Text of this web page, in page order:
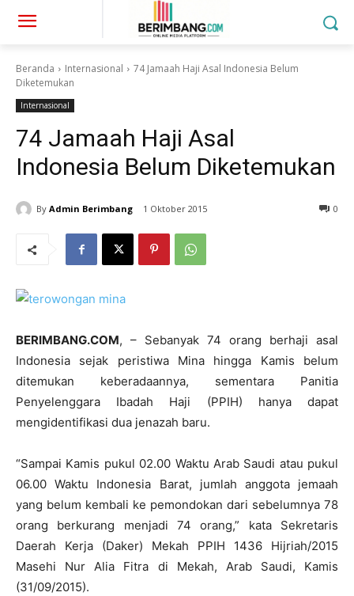
Beranda Internasional
74 Jamaah Haji Asal Indonesia Belum
Diketemukan
Internasional
74 Jamaah Haji Asal
Indonesia Belum Diketemukan
By Admin Berimbang 1 Oktober 2015 0
BERIMBANG.COM, – Sebanyak 74 orang berhaji asal
Indonesia sejak peristiwa Mina hingga Kamis belum
ditemukan keberadaannya, sementara Panitia
Penyelenggara Ibadah Haji (PPIH) hanya dapat
mengidentifikasi dua jenazah baru.
“Sampai Kamis pukul 02.00 Waktu Arab Saudi atau pukul
06.00 Waktu Indonesia Barat, jumlah anggota jemaah
yang belum kembali ke pemondokan dari sebelumnya 78
orang berkurang menjadi 74 orang,” kata Sekretaris
Daerah Kerja (Daker) Mekah PPIH 1436 Hijriah/2015
Masehi Nur Alia Fitra di Mekah, Arab Saudi, Kamis
(31/09/2015).